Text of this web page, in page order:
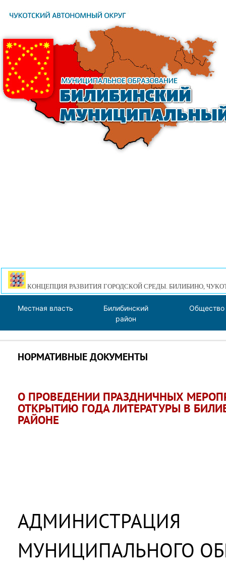
КОНЦЕПЦИЯ РАЗВИТИЯ ГОРОДСКОЙ СРЕДЫ. БИЛИБИНО,
Местная власть
Билибинский
район
Общество
НОРМАТИВНЫЕ ДОКУМЕНТЫ
О ПРОВЕДЕНИИ ПРАЗДНИЧНЫХ
ОТКРЫТИЮ ГОДА ЛИТЕРАТУРЫ В
РАЙОНЕ
АДМИНИСТРАЦИЯ
МУНИЦИПАЛЬНОГО